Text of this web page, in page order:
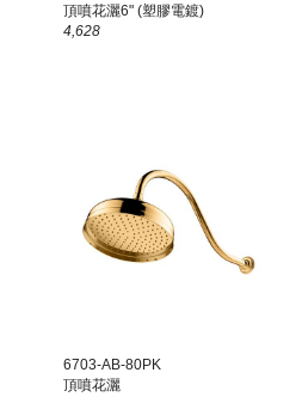
頂噴花灑6" (塑膠電鍍)
4,628
6703-AB-80PK
頂噴花灑